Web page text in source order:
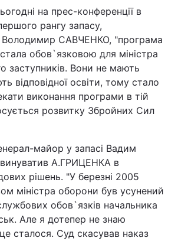
Війна
Світ
Наука
Лайт
Інциденти
на прес-конференції в
рангу запасу,
Володимир САВЧЕНКО, "програма
обов`язковою для міністра
заступників. Вони не мають
відповідної освіти, тому стало
виконання програми в тій
розвитку Збройних Сил
майор у запасі Вадим
А.ГРИЦЕНКА в
рішень. "У березні 2005
міністра оборони був усунений
обов`язків начальника
Але я дотепер не знаю
сталося. Суд скасував наказ